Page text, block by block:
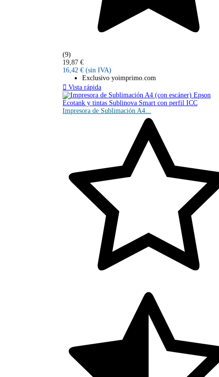
(9)
19,87 €
16,42 € (sin IVA)
Exclusivo yoimprimo.com
 Vista rápida
Impresora de Sublimación A4...